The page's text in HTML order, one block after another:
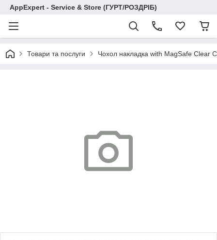
AppExpert - Service & Store (ГУРТ/РОЗДРІБ)
Товари та послуги Чохол накладка with MagSafe Clear